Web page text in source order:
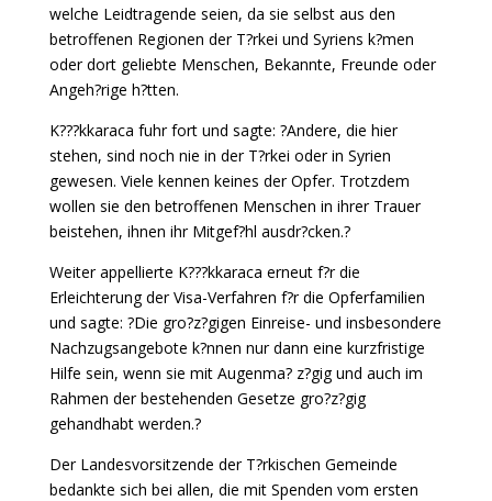
welche Leidtragende seien, da sie selbst aus den
betroffenen Regionen der T?rkei und Syriens k?men
oder dort geliebte Menschen, Bekannte, Freunde oder
Angeh?rige h?tten.
K???kkaraca fuhr fort und sagte: ?Andere, die hier
stehen, sind noch nie in der T?rkei oder in Syrien
gewesen. Viele kennen keines der Opfer. Trotzdem
wollen sie den betroffenen Menschen in ihrer Trauer
beistehen, ihnen ihr Mitgef?hl ausdr?cken.?
Weiter appellierte K???kkaraca erneut f?r die
Erleichterung der Visa-Verfahren f?r die Opferfamilien
und sagte: ?Die gro?z?gigen Einreise- und insbesondere
Nachzugsangebote k?nnen nur dann eine kurzfristige
Hilfe sein, wenn sie mit Augenma? z?gig und auch im
Rahmen der bestehenden Gesetze gro?z?gig
gehandhabt werden.?
Der Landesvorsitzende der T?rkischen Gemeinde
bedankte sich bei allen, die mit Spenden vom ersten